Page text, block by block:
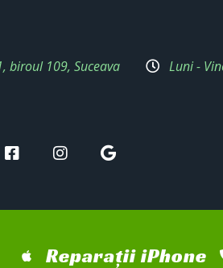
biroul 109, Suceava Luni -
Reparații iPhone